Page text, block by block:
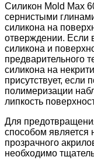
Силикон Mold Max
сернистыми
силикона на
отверждении. Если
силикона и
предварительного
силикона на
присутствует, если
полимеризации
липкость
Для
способом является
прозрачного
необходимо